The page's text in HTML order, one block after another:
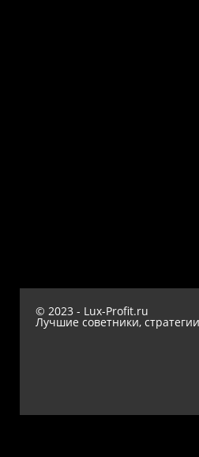
© 2023 - Lux-Profit.ru
Лучшие советники,